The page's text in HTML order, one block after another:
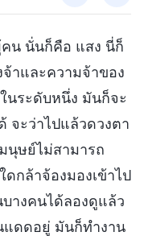
คน นั่นก็คือ แสง นี่ก็
าและความจ้าของ
นระดับหนึ่ง มันก็จะ
จะว่าไปแล้วดวงตา
นุษย์ไม่สามารถ
กล้าจ้องมองเข้าไป
างคนได้ลองดูแล้ว
แดดอยู่ มันก็ทำงาน